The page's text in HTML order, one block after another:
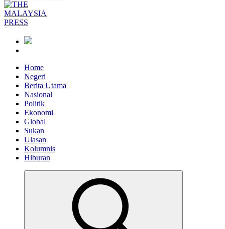
Home
Negeri
Berita Utama
Nasional
Politik
Ekonomi
Global
Sukan
Ulasan
Kolumnis
Hiburan